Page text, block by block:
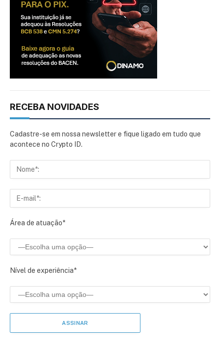
RECEBA NOVIDADES
Cadastre-se em nossa newsletter e fique ligado em tudo que
acontece no Crypto ID.
Área de atuação*
Nível de experiência*